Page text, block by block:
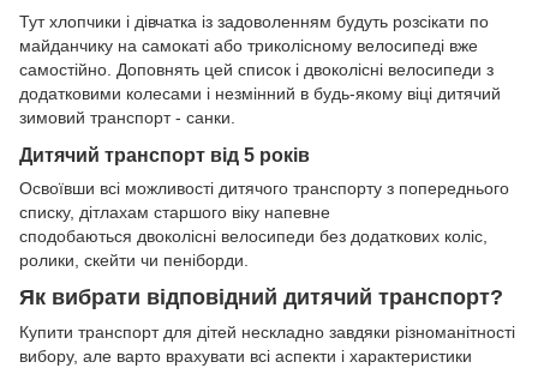
Тут хлопчики і дівчатка із задоволенням будуть розсікати по
майданчику на самокаті або триколісному велосипеді вже
самостійно. Доповнять цей список і двоколісні велосипеди з
додатковими колесами і незмінний в будь-якому віці дитячий
зимовий транспорт - санки.
Дитячий транспорт від 5 років
Освоївши всі можливості дитячого транспорту з попереднього
списку, дітлахам старшого віку напевне
сподобаються двоколісні велосипеди без додаткових коліс,
ролики, скейти чи пеніборди.
Як вибрати відповідний дитячий транспорт?
Купити транспорт для дітей нескладно завдяки різноманітності
вибору, але варто врахувати всі аспекти і характеристики